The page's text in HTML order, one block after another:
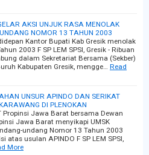
AKSI UNJUK RASA MENOLAK
NOMOR 13 TAHUN 2003
Kantor Bupati Kab Gresik menolak
2003 F SP LEM SPSI, Gresik - Ribuan
dalam Sekretariat Bersama (Sekber)
Kabupaten Gresik, mengge… Read
UNSUR APINDO DAN SERIKAT
DI PLENOKAN
Propinsi Jawa Barat bersama Dewan
Jawa Barat menyikapi UMSK
undang Nomor 13 Tahun 2003
atas usulan APINDO F SP LEM SPSI,
More